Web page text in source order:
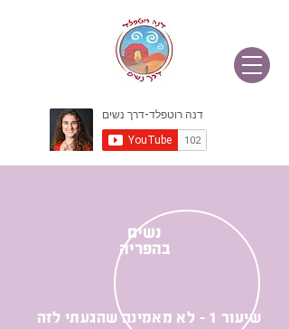
נשים
בהפריה
שיעור 1 - לא מאמינה שהגעתי לזה